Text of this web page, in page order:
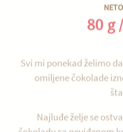
80 g
omiljene čokolade
Najluđe želje se
čokoladu sa neviđenom
omiljenih